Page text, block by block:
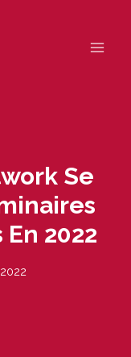
Se
2022